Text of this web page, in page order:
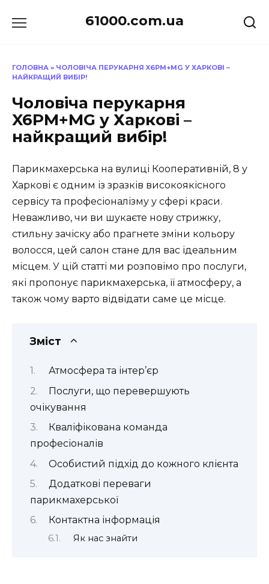
до
61000.com.ua
ГОЛОВНА » ЧОЛОВІЧА ПЕРУКАРНЯ X6PM+MG У ХАРКОВІ –
НАЙКРАЩИЙ ВИБІР!
Чоловіча перукарня
X6PM+MG у Харкові –
найкращий вибір!
Парикмахерська на вулиці Кооперативній, 8 у
Харкові є одним із зразків високоякісного
сервісу та професіоналізму у сфері краси.
Неважливо, чи ви шукаєте нову стрижку,
стильну зачіску або прагнете зміни кольору
волосся, цей салон стане для вас ідеальним
місцем. У цій статті ми розповімо про послуги,
які пропонує парикмахерська, її атмосферу, а
також чому варто відвідати саме це місце.
Зміст
Атмосфера та інтер’єр
Послуги, що перевершують
очікування
Кваліфікована команда
професіоналів
Особистий підхід до кожного клієнта
Додаткові переваги
парикмахерської
Контактна інформація
Як нас знайти